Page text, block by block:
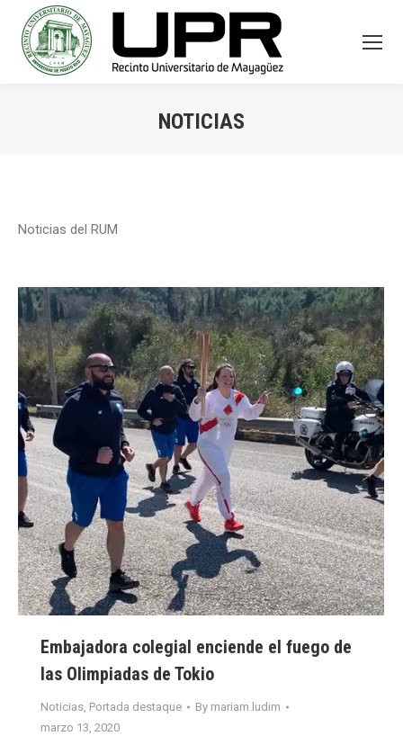
NOTICIAS
Noticias del RUM
Embajadora colegial enciende el fuego de
las Olimpiadas de Tokio
Noticias, Portada destaque By mariam.ludim
marzo 13, 2020